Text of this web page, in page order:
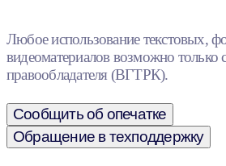
Любое использование текстовых,
видеоматериалов возможно только
правообладателя (ВГТРК).
Сообщить об опечатке
Обращение в техподдержку